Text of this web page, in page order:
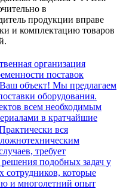
в
продукции вправе
и комплектацию товаров
организация
поставок
объект! Мы предлагаем
оборудования.
всем необходимым
в кратчайшие
вся
требует
подобных задач у
сотрудников, которые
и многолетний опыт